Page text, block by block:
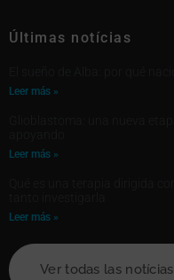
Últimas notícias
Leer más »
Leer más »
Leer más »
Ver todas las notícias